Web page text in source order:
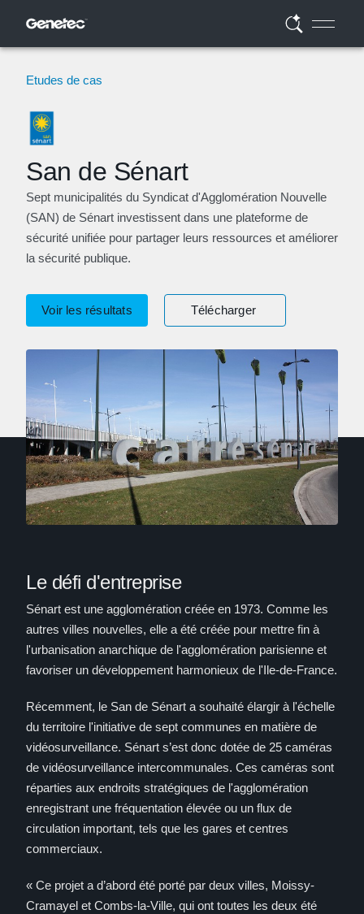
Etudes de cas
San de Sénart
Sept municipalités du Syndicat d'Agglomération Nouvelle
(SAN) de Sénart investissent dans une plateforme de
sécurité unifiée pour partager leurs ressources et améliorer
la sécurité publique.
Voir les résultats Télécharger
Le défi d'entreprise
Sénart est une agglomération créée en 1973. Comme les
autres villes nouvelles, elle a été créée pour mettre fin à
l'urbanisation anarchique de l'agglomération parisienne et
favoriser un développement harmonieux de l'Ile-de-France.
Récemment, le San de Sénart a souhaité élargir à l'échelle
du territoire l'initiative de sept communes en matière de
vidéosurveillance. Sénart s’est donc dotée de 25 caméras
de vidéosurveillance intercommunales. Ces caméras sont
réparties aux endroits stratégiques de l'agglomération
enregistrant une fréquentation élevée ou un flux de
circulation important, tels que les gares et centres
commerciaux.
« Ce projet a d’abord été porté par deux villes, Moissy-
Cramayel et Combs-la-Ville, qui ont toutes les deux été